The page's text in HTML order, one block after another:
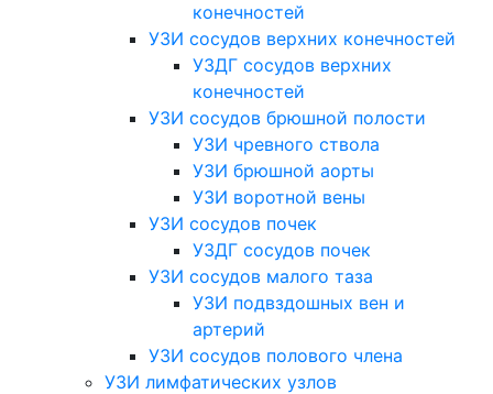
конечностей
УЗИ сосудов верхних конечностей
УЗДГ сосудов верхних
конечностей
УЗИ сосудов брюшной полости
УЗИ чревного ствола
УЗИ брюшной аорты
УЗИ воротной вены
УЗИ сосудов почек
УЗДГ сосудов почек
УЗИ сосудов малого таза
УЗИ подвздошных вен и
артерий
УЗИ сосудов полового члена
УЗИ лимфатических узлов